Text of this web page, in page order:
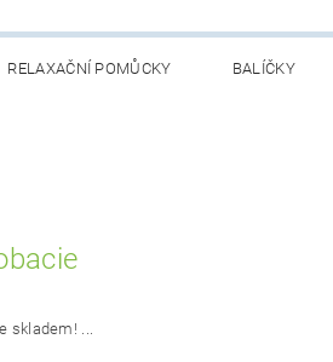
RELAXAČNÍ POMŮCKY BALÍČKY
skladem! ...